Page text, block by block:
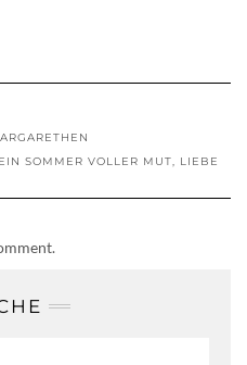
SOMMER VOLLER MUT, LIEBE